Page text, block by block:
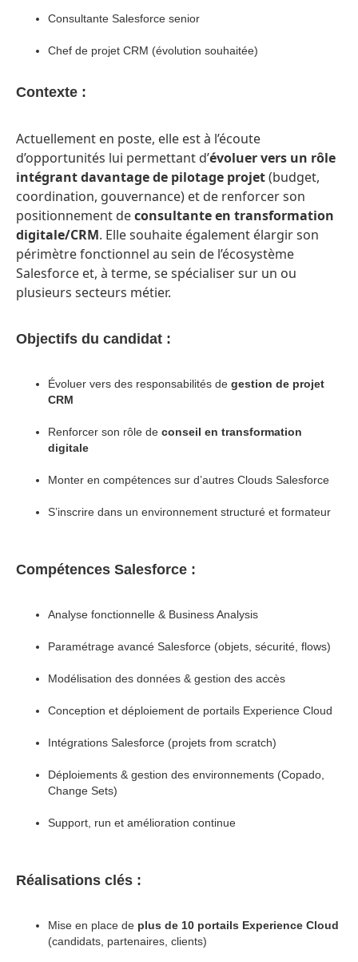
Consultante Salesforce senior
Chef de projet CRM (évolution souhaitée)
Contexte :
Actuellement en poste, elle est à l’écoute
d’opportunités lui permettant d’évoluer vers un rôle
intégrant davantage de pilotage projet(budget,
coordination, gouvernance) et de renforcer son
positionnement deconsultante en transformation
digitale/CRM. Elle souhaite également élargir son
périmètre fonctionnel au sein de l’écosystème
Salesforce et, à terme, se spécialiser sur un ou
plusieurs secteurs métier.
Objectifs du candidat :
Évoluer vers des responsabilités de gestion de projet
CRM
Renforcer son rôle de conseil en transformation
digitale
Monter en compétences sur d’autres Clouds Salesforce
S’inscrire dans un environnement structuré et formateur
Compétences Salesforce :
Analyse fonctionnelle & Business Analysis
Paramétrage avancé Salesforce (objets, sécurité, flows)
Modélisation des données & gestion des accès
Conception et déploiement de portails Experience Cloud
Intégrations Salesforce (projets from scratch)
Déploiements & gestion des environnements (Copado,
Change Sets)
Support, run et amélioration continue
Réalisations clés :
Mise en place de plus de 10 portails Experience Cloud
(candidats, partenaires, clients)